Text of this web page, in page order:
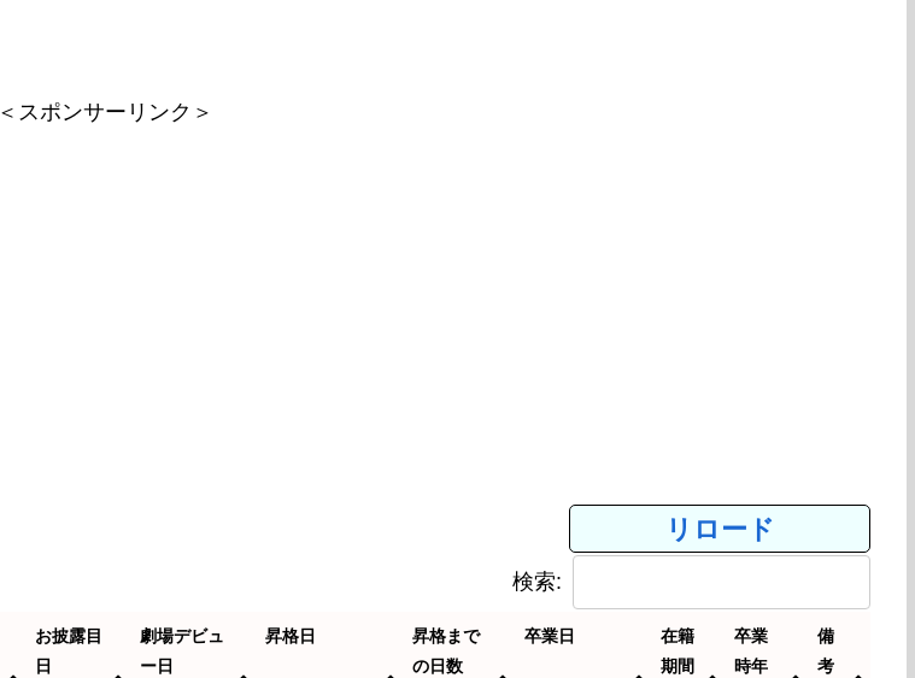
＜スポンサーリンク＞
リロード
検索:
お披露目
日
劇場デビュ
ー日
昇格日
昇格まで
の日数
卒業日
在籍
期間
卒業
時年
備
考